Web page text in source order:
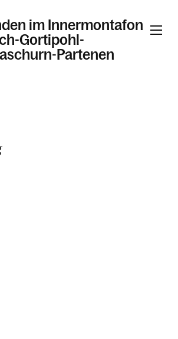
im Innermontafon
Gortipohl-
Partenen